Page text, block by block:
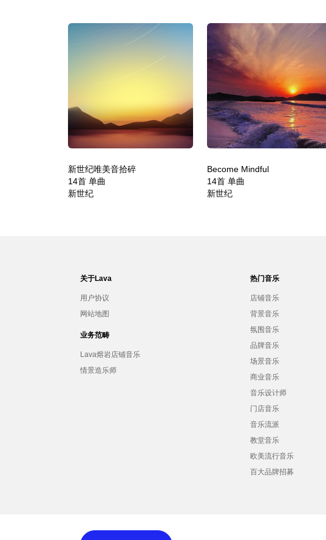
新世纪唯美音拾碎
14首 单曲
新世纪
Become Mindful
14首 单曲
新世纪
关于Lava
用户协议
网站地图
业务范畴
Lava熔岩店铺音乐
情景造乐师
热门音乐
店铺音乐
背景音乐
氛围音乐
品牌音乐
场景音乐
商业音乐
音乐设计师
门店音乐
音乐流派
教堂音乐
欧美流行音乐
百大品牌招募